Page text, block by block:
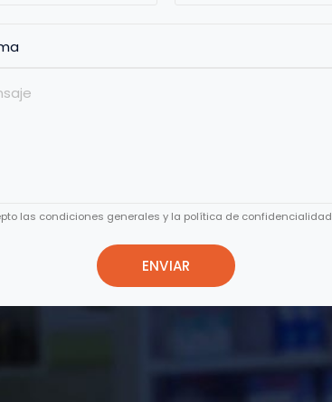
las condiciones generales y la política de confidencialidad